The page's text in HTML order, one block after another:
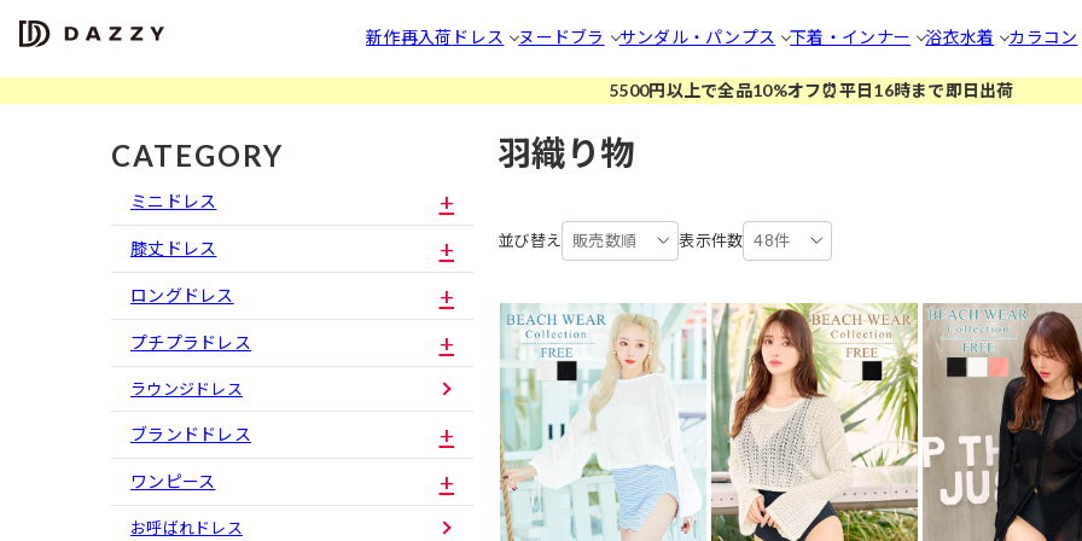
新作再入荷 ドレス ヌードブラ サンダル・パンプス 下着・インナー 浴衣水着 カラコン
5500円以上で全品10%オフ⏰平日16時まで即日出荷
CATEGORY
ミニドレス
膝丈ドレス
ロングドレス
プチプラドレス
ラウンジドレス
ブランドドレス
ワンピース
お呼ばれドレス
羽織り物
並び替え 販売数順 表示件数 48件